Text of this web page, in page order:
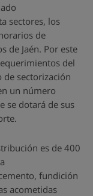
sectores, los
de
de Jaén. Por este
del
sectorización
un número
se dotará de sus
es de 400
fundición
acometidas